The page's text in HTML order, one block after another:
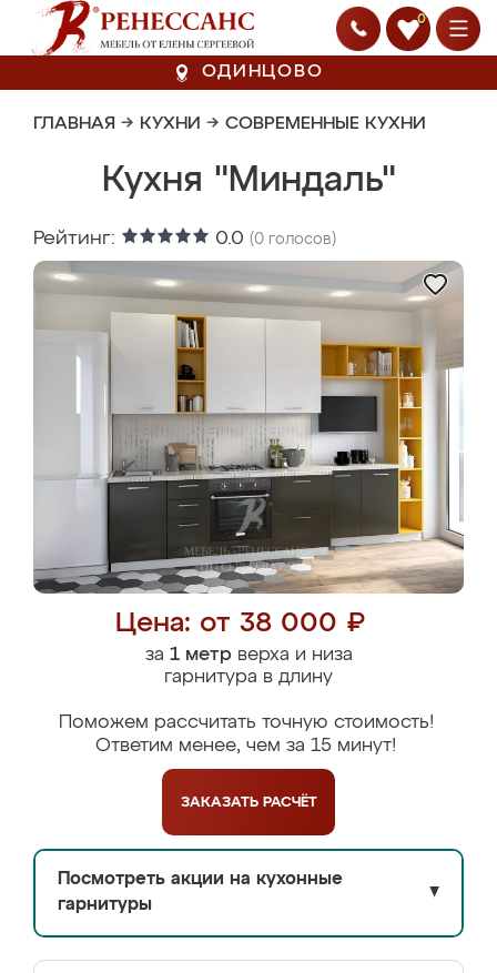
0
ОДИНЦОВО
ГЛАВНАЯ → КУХНИ → СОВРЕМЕННЫЕ КУХНИ
Кухня "Миндаль"
Рейтинг: 0.0 (0 голосов)
Цена: от 38 000 ₽
за 1 метрверха и низа
гарнитура в длину
Поможем рассчитать точную стоимость!
Ответим менее, чем за 15 минут!
ЗАКАЗАТЬ РАСЧЁТ
Посмотреть акции на кухонные
гарнитуры
▼